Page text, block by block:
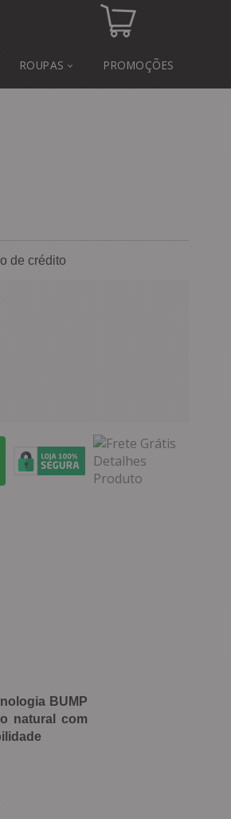
ROUPAS PROMOÇÕES
de crédito
BUMP
natural com